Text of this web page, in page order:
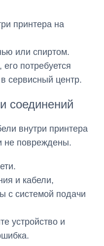
принтера на
или спиртом.
потребуется
сервисный центр.
соединений
внутри принтера
не повреждены.
и кабели,
с системой подачи
устройство и